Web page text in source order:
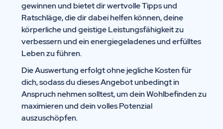
gewinnen und bietet dir wertvolle Tipps und
Ratschläge, die dir dabei helfen können, deine
körperliche und geistige Leistungsfähigkeit zu
verbessern und ein energiegeladenes und erfülltes
Leben zu führen.
Die Auswertung erfolgt ohne jegliche Kosten für
dich, sodass du dieses Angebot unbedingt in
Anspruch nehmen solltest, um dein Wohlbefinden zu
maximieren und dein volles Potenzial
auszuschöpfen.